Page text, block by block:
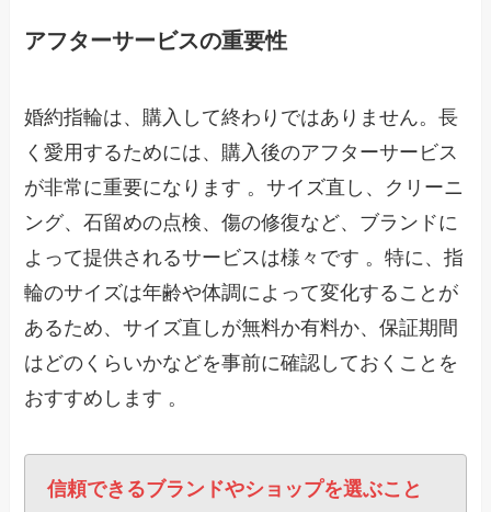
アフターサービスの重要性
婚約指輪は、購入して終わりではありません。長
く愛用するためには、購入後のアフターサービス
が非常に重要になります 。サイズ直し、クリーニ
ング、石留めの点検、傷の修復など、ブランドに
よって提供されるサービスは様々です 。特に、指
輪のサイズは年齢や体調によって変化することが
あるため、サイズ直しが無料か有料か、保証期間
はどのくらいかなどを事前に確認しておくことを
おすすめします 。
信頼できるブランドやショップを選ぶこと